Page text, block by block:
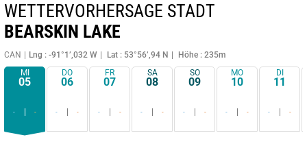
WETTERVORHERSAGE STADT
BEARSKIN LAKE
CAN Lng : -91°1’,032 W Lat : 53°56’,94 N
Höhe : 235m
MI
05
- -
DO
06
- -
FR
07
- -
SA
08
- -
SO
09
- -
MO
10
- -
DI
11
- -